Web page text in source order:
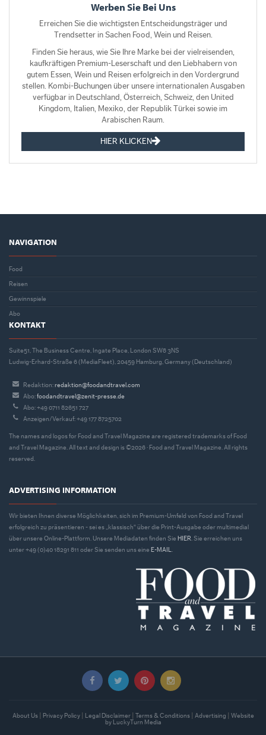
Werben Sie Bei Uns
Erreichen Sie die wichtigsten Entscheidungsträger und
Trendsetter in Sachen Food, Wein und Reisen.
Finden Sie heraus, wie Sie Ihre Marke bei der vielreisenden,
kaufkräftigen Premium-Leserschaft und den Liebhabern von
gutem Essen, Wein und Reisen erfolgreich in den Vordergrund
stellen. Kombi-Buchungen über unsere internationalen Ausgaben
verfügbar in Deutschland, Österreich, Schweiz, den United
Kingdom, Italien, Mexiko, der Republik Türkei sowie im
Arabischen Raum.
HIER KLICKEN
NAVIGATION
Food
Reisen
Gewinnspiele
Abo
KONTAKT
Suite51, The Business Centre, Ingate Place, London SW8 3NS
Ludwig-Erhard-Straße 6 (MediaFleet), 20459 Hamburg, Germany (Deutschland)
Redaktion:redaktion@foodandtravel.com
Abo:foodandtravel@zenit-presse.de
Abo: +49 0711 82651 727
Anzeigen/Verkauf: +49 177 8725702
The names and logos for Food and Travel Magazine are registered trademarks of Food
and Travel Magazine. All text and design is ©2026 · Food and Travel Magazine. All rights
reserved.
ADVERTISING INFORMATION
Wir bieten Ihnen diverse Möglichkeiten, sich im Premium-Umfeld von Food and Travel
erfolgreich zu präsentieren - sei es „klassisch“ über die Print-Ausgabe oder multimedial
über unsere Online-Plattform. Unsere Mediadaten finden Sie HIER . Sie erreichen uns
unter +49 (0)40 18291 811 oder Sie senden uns eine E-MAIL
About Us| Privacy Policy| Legal Disclaimer| Terms & Conditions| Advertising
Website
by LuckyTurn Media